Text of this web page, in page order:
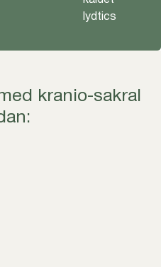
lydtics
kranio-sakral